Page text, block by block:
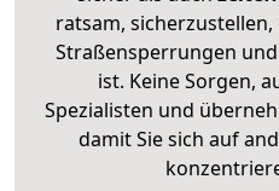
ratsam,
Straßensperrungen
ist. Keine Sorgen,
Spezialisten und
damit Sie sich auf